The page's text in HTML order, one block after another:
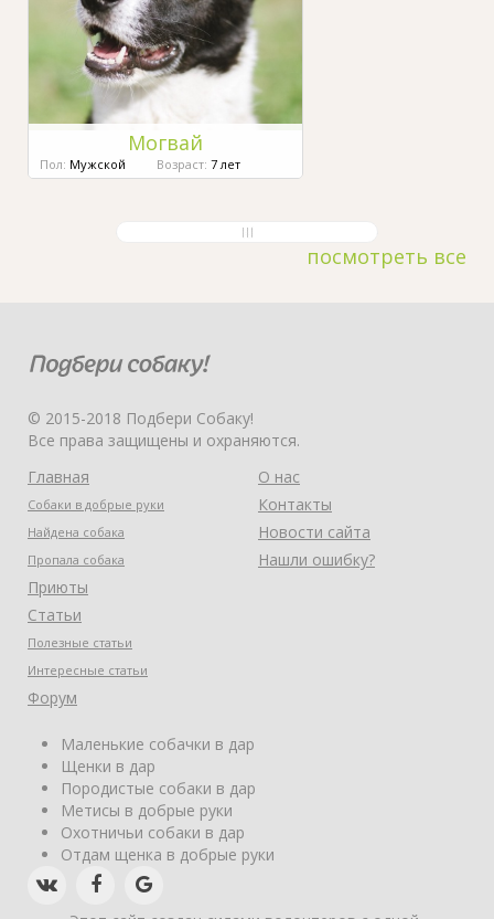
Могвай
Пол: Мужской Возраст: 7 лет
посмотреть все
© 2015-2018 Подбери Собаку!
Все права защищены и охраняются.
Главная
Собаки в добрые руки
Найдена собака
Пропала собака
Приюты
Статьи
Полезные статьи
Интересные статьи
Форум
О нас
Контакты
Новости сайта
Нашли ошибку?
Маленькие собачки в дар
Щенки в дар
Породистые собаки в дар
Метисы в добрые руки
Охотничьи собаки в дар
Отдам щенка в добрые руки